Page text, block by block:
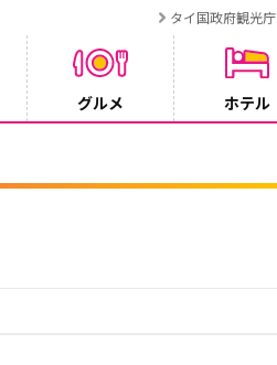
タイ国政府観光
グルメ ホテル